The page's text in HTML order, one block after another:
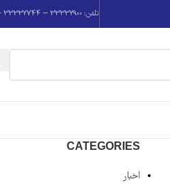
تلفن: 33332900 – 33332744 – 33332642 (061)
CATEGORIES
اخبار